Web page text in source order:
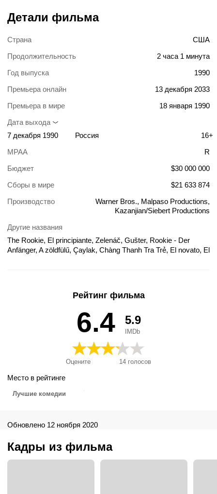
Детали фильма
Страна
США
Продолжительность
2 часа 1 минута
Год выпуска
1990
Премьера онлайн
13 декабря 2033
Премьера в мире
18 января 1990
Дата выхода
7 декабря 1990
Россия
16+
MPAA
R
Бюджет
$30 000 000
Сборы в мире
$21 633 874
Производство
Warner Bros., Malpaso Productions,
Kazanjian/Siebert Productions
Другие названия
The Rookie, El principiante, Zelenáč, Gušter, Rookie - Der
Anfänger, A zöldfülű, Çaylak, Chàng Thanh Tra Trẻ, El novato, El
Rookie - Rekrutten, The Rookie - tulokas, The Rookie -Tulokas,
Новобранецът, ルーキー, 暴風幹探, 暴风干探, 菜鳥霹靂膽
Рейтинг фильма
6.4
Оцените 14 голосов
5.9
IMDb
Место в рейтинге
Лучшие комедии
Обновлено 12 ноября 2020
Кадры из фильма